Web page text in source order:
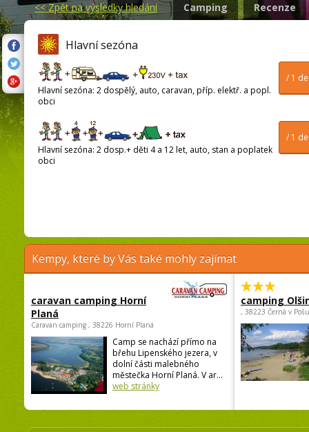
<<Zpět na výsledky hledání Camping Recenze
Hlavní sezóna
/ 1
Hlavní sezóna: 2 dospělý, auto, caravan, příp. elektř. a popl.
obci
/ 1
Hlavní sezóna: 2 dosp.+ děti 4 a 12 let, auto, stan a poplatek
obci
Kempy, které by Vás také mohly zajímat
caravan camping Horní
Planá
Caravan camping , 38226 Horní Planá
Camp se nachází přímo na
břehu Lipenského jezera, v
dolní části malebného
městečka Horní Planá. V ar...
web stránky
camping
, 38223 Černá v